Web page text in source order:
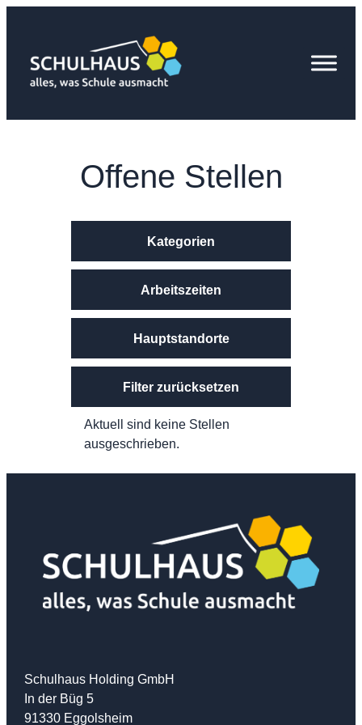
springen
Offene Stellen
Kategorien
Arbeitszeiten
Hauptstandorte
Filter zurücksetzen
Aktuell sind keine Stellen
ausgeschrieben.
Schulhaus Holding GmbH
In der Büg 5
91330 Eggolsheim